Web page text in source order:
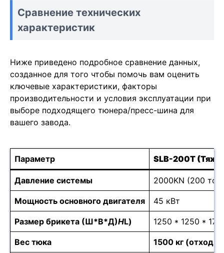
Сравнение технических
характеристик
Ниже приведено подробное сравнение данных,
созданное для того чтобы помочь вам оценить
ключевые характеристики, факторы
производительности и условия эксплуатации при
выборе подходящего тюнера/пресс-шина для
вашего завода.
Параметр SLB-200T
Давление системы 2000KN (200
Мощность основного двигателя 45 кВт
Размер брикета (Ш*В*Д)HL) 1250 * 1250 *
Вес тюка 1500 кг (отходы